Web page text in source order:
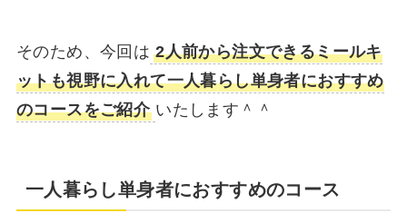
そのため、今回は 2人前から注文できるミールキ
ットも視野に入れて一人暮らし単身者におすすめ
のコースをご紹介 いたします＾＾
一人暮らし単身者におすすめのコース